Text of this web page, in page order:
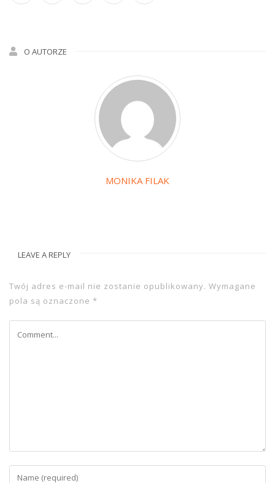
O AUTORZE
MONIKA FILAK
LEAVE A REPLY
Twój adres e-mail nie zostanie opublikowany. Wymagane
pola są oznaczone *